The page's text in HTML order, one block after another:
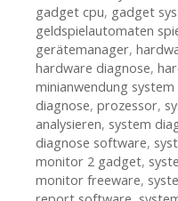
gadget cpu, gadget
geldspielautomaten
gerätemanager,
hardware diagnose,
minianwendung
diagnose, prozessor,
analysieren, system
diagnose software,
monitor 2 gadget,
monitor freeware,